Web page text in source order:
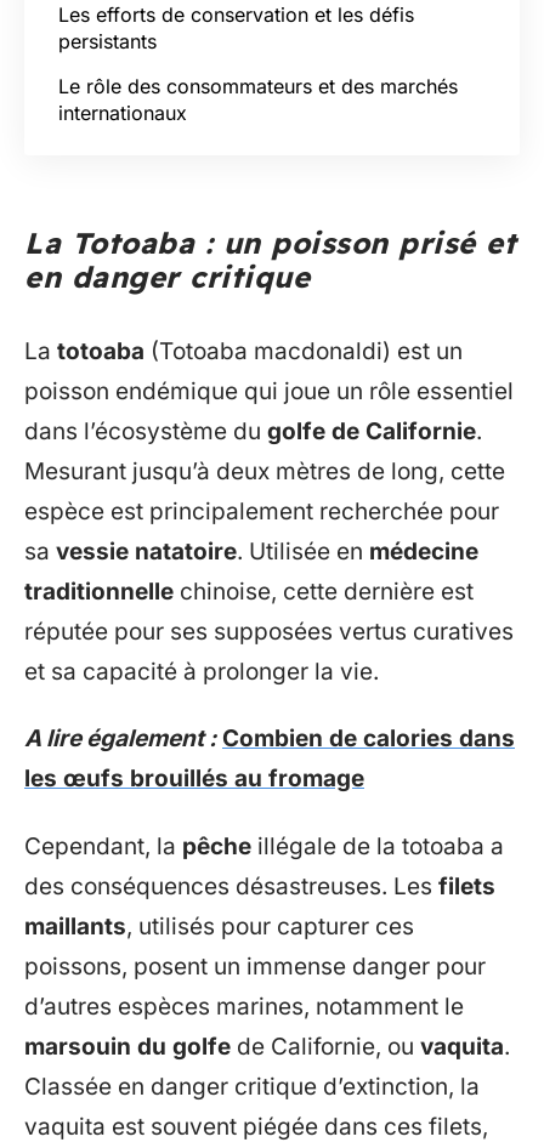
Les efforts de conservation et les défis
persistants
Le rôle des consommateurs et des marchés
internationaux
La Totoaba : un poisson prisé et
en danger critique
La totoaba (Totoaba macdonaldi) est un
poisson endémique qui joue un rôle essentiel
dans l’écosystème du golfe de Californie.
Mesurant jusqu’à deux mètres de long, cette
espèce est principalement recherchée pour
sa vessie natatoire. Utilisée en médecine
traditionnelle chinoise, cette dernière est
réputée pour ses supposées vertus curatives
et sa capacité à prolonger la vie.
A lire également : Combien de calories dans
les œufs brouillés au fromage
Cependant, la pêche illégale de la totoaba a
des conséquences désastreuses. Les filets
maillants, utilisés pour capturer ces
poissons, posent un immense danger pour
d’autres espèces marines, notamment le
marsouin du golfe de Californie, ou vaquita.
Classée en danger critique d’extinction, la
vaquita est souvent piégée dans ces filets,